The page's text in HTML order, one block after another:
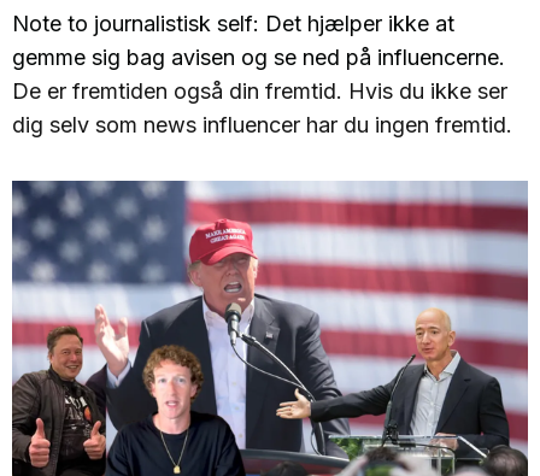
Note to journalistisk self: Det hjælper ikke at
gemme sig bag avisen og se ned på influencerne.
De er fremtiden også din fremtid. Hvis du ikke ser
dig selv som news influencer har du ingen fremtid.